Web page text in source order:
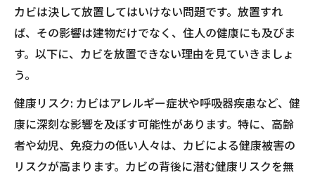
カビは決して放置してはいけない問題です。放置すれ
ば、その影響は建物だけでなく、住人の健康にも及びま
す。以下に、カビを放置できない理由を見ていきましょ
う。
健康リスク: カビはアレルギー症状や呼吸器疾患など、健
康に深刻な影響を及ぼす可能性があります。特に、高齢
者や幼児、免疫力の低い人々は、カビによる健康被害の
リスクが高まります。カビの背後に潜む健康リスクを無